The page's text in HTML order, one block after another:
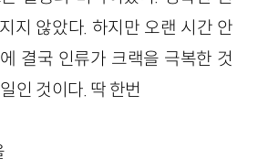
지 않았다. 하지만 오랜 시간 안
결국 인류가 크랙을 극복한 것
인 것이다. 딱 한번